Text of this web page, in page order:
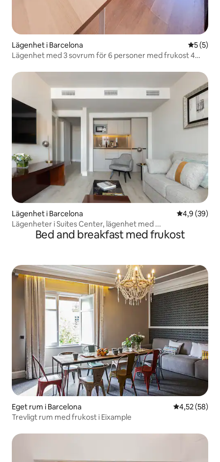
Lägenhet i Barcelona 5 av 5 i
5 (5)
Lägenhet med 3 sovrum för 6 personer med frukost 4
Lägenhet i Barcelona 4,9 av 5 i
4,9 (39)
Lägenheter i Suites Center, lägenhet med ...
Bed and breakfast med frukost
Eget rum i Barcelona 4,52 av 5 i
4,52 (58)
Trevligt rum med frukost i Eixample